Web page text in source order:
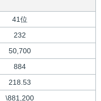
41位
232
50,700
884
218.53
\881,200